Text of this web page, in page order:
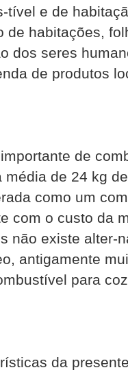
tível e de
de habitações,
dos seres
de produtos
de
de 24 kg
como um
com o custo da
não existe alter-
antigamente
para
da